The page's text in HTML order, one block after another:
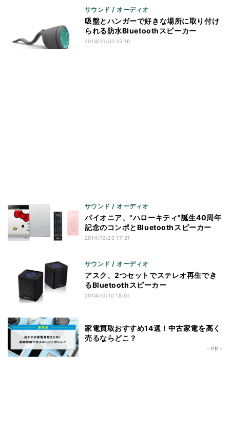
サウンド / オーディオ
吸盤とハンガーで好きな場所に取り付け
られる防水Bluetoothスピーカー
2014/10/30 15:16
サウンド / オーディオ
パイオニア、"ハローキティ"誕生40周年
記念のコンポとBluetoothスピーカー
2014/10/20 17:21
サウンド / オーディオ
アスク、2つセットでステレオ再生でき
るBluetoothスピーカー
2014/10/10 18:01
家電買取おすすめ14選！中古家電を高く
売るならどこ？
- PR -